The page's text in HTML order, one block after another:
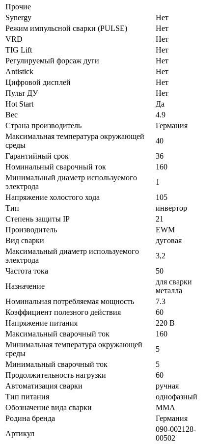
Прочие
Synergy
Нет
Режим импульсной сварки (PULSE)
Нет
VRD
Нет
TIG Lift
Нет
Регулируемый форсаж дуги
Нет
Antistick
Нет
Цифровой дисплей
Нет
Пульт ДУ
Нет
Hot Start
Да
Вес
4.9
Страна производитель
Германия
Максимальная температура окружающей
среды
40
Гарантийный срок
36
Номинальный сварочный ток
160
Минимальный диаметр используемого
электрода
1
Напряжение холостого хода
105
Тип
инвертор
Степень защиты IP
21
Производитель
EWM
Вид сварки
дуговая
Максимальный диаметр используемого
электрода
3,2
Частота тока
50
Назначение
для сварки
металла
Номинальная потребляемая мощность
7.3
Коэффициент полезного действия
60
Напряжение питания
220 В
Максимальный сварочный ток
160
Минимальная температура окружающей
среды
5
Минимальный сварочный ток
5
Продолжительность нагрузки
60
Автоматизация сварки
ручная
Тип питания
однофазный
Обозначение вида сварки
MMA
Родина бренда
Германия
Артикул
090-002128-
00502